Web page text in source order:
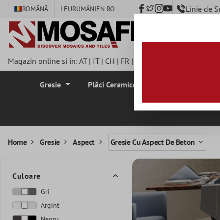
springen
ROMÂNĂ LEURUMÄNIEN RO Linie de
Magazin online si in:AT| IT| CH | FR |
Gresie Plăci Ceramice Pentru Pereti
Home Gresie Aspect Gresie Cu Aspect De Beton
Culoare
Gri
Argint